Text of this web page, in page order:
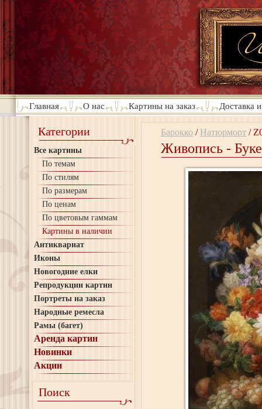
Главная О нас Картины на заказ Доставка
Категории
Все картины
По темам
По стилям
По размерам
По ценам
По цветовым гаммам
Картины в наличии
Антиквариат
Иконы
Новогодние елки
Репродукции картин
Портреты на заказ
Народные ремесла
Рамы (багет)
Аренда картин
Новинки
Акции
Поиск
Барокко / Натюрморт /
Живопись -